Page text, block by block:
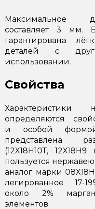
Максимальное
составляет 3 мм.
гарантирована
деталей с
использовании.
Свойства
Характеристики
определяются
и особой
представлена
(12Х18Н10Т,
пользуется
аналог марки
легированное 17-
около 2%
элементов.